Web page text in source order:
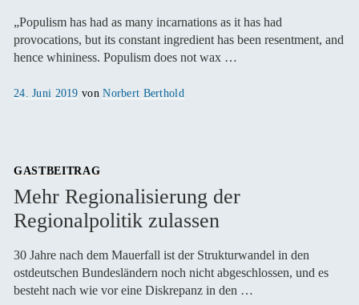
„Populism has had as many incarnations as it has had
provocations, but its constant ingredient has been resentment, and
hence whininess. Populism does not wax …
Veröffentlicht
24. Juni 2019 vonNorbert Berthold
GASTBEITRAG
Mehr Regionalisierung der
Regionalpolitik zulassen
30 Jahre nach dem Mauerfall ist der Strukturwandel in den
ostdeutschen Bundesländern noch nicht abgeschlossen, und es
besteht nach wie vor eine Diskrepanz in den …